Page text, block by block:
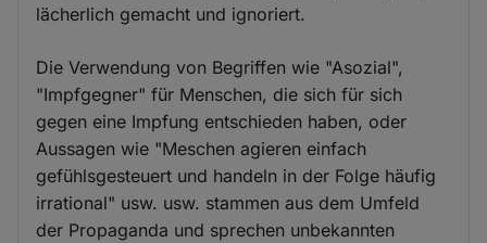
lächerlich gemacht und ignoriert.
Die Verwendung von Begriffen wie "Asozial",
"Impfgegner" für Menschen, die sich für sich
gegen eine Impfung entschieden haben, oder
Aussagen wie "Meschen agieren einfach
gefühlsgesteuert und handeln in der Folge häufig
irrational" usw. usw. stammen aus dem Umfeld
der Propaganda und sprechen unbekannten